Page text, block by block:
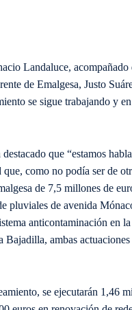
Landaluce,
de Emalgesa, Justo
se sigue trabajando y
que “estamos
que, como no podía ser de
de 7,5 millones de
pluviales de avenida
anticontaminación en
ambas
se ejecutarán 1,46